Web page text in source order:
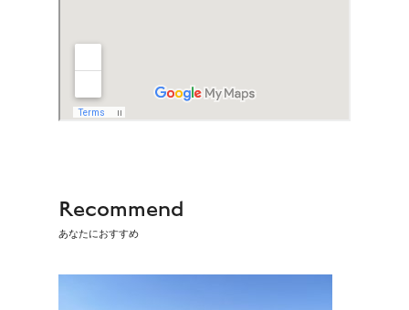
Recommend
あなたにおすすめ